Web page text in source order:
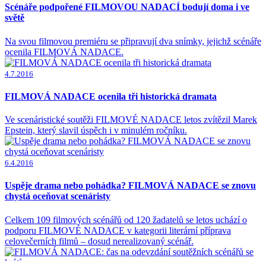
Scénáře podpořené FILMOVOU NADACÍ bodují doma i ve
světě
Na svou filmovou premiéru se připravují dva snímky, jejichž scénáře
ocenila FILMOVÁ NADACE.
4.7.2016
FILMOVÁ NADACE ocenila tři historická dramata
Ve scenáristické soutěži FILMOVÉ NADACE letos zvítězil Marek
Epstein, který slavil úspěch i v minulém ročníku.
6.4.2016
Uspěje drama nebo pohádka? FILMOVÁ NADACE se znovu
chystá oceňovat scenáristy
Celkem 109 filmových scénářů od 120 žadatelů se letos uchází o
podporu FILMOVÉ NADACE v kategorii literární příprava
celovečerních filmů – dosud nerealizovaný scénář.